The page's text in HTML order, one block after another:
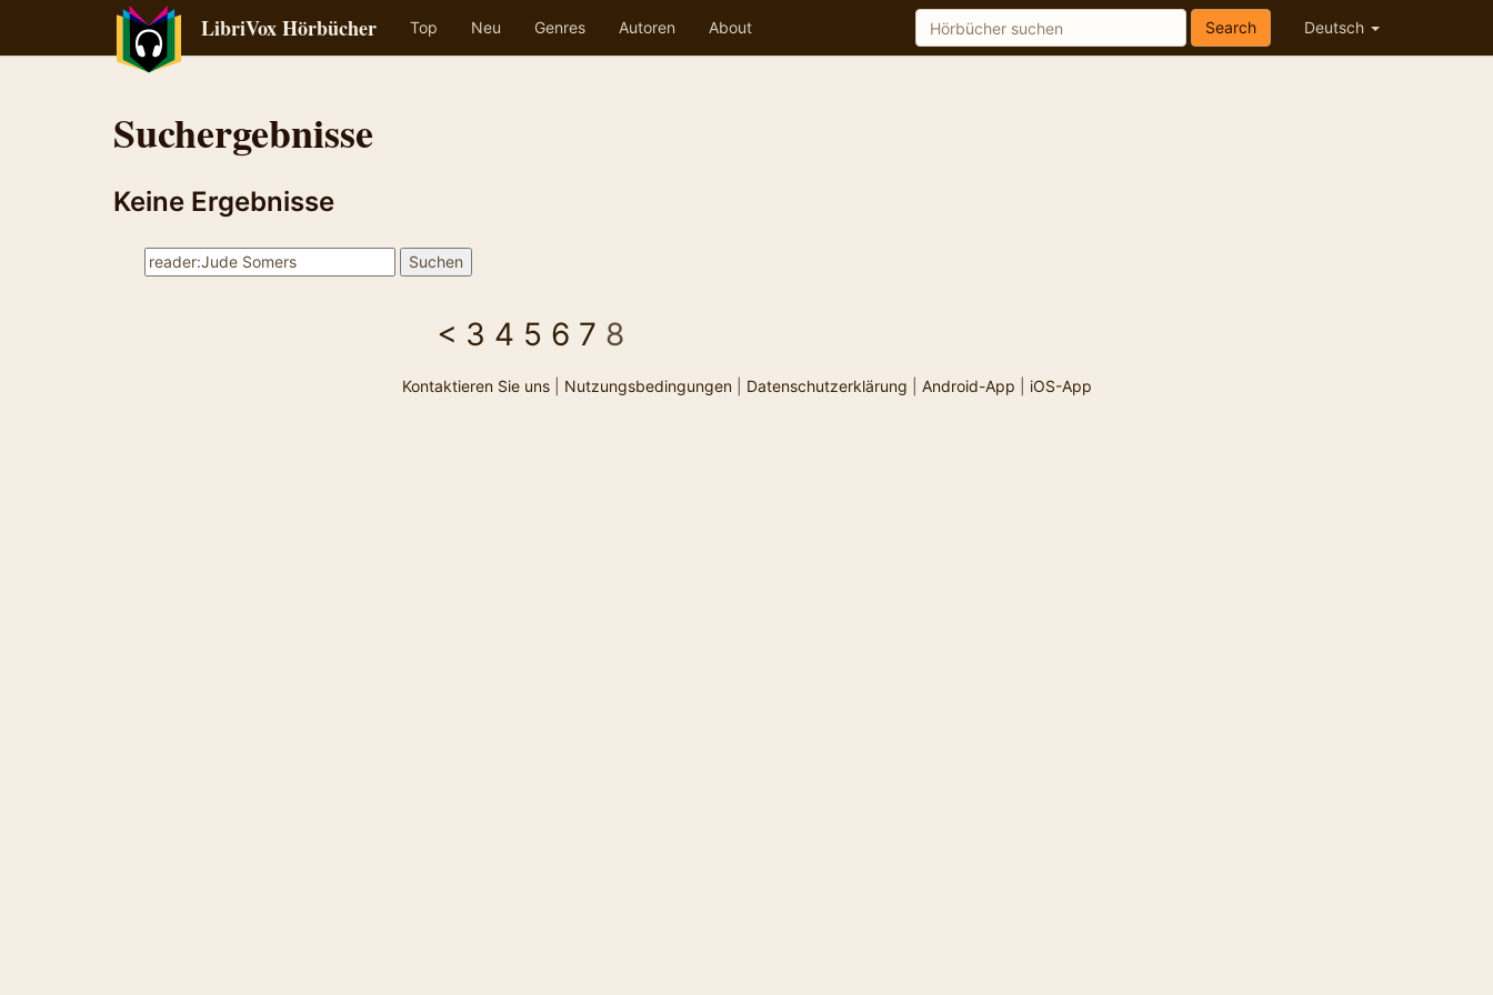
LibriVox Hörbücher Top Neu Genres Autoren About Deutsch
Search
Suchergebnisse
Keine Ergebnisse
< 3 4 5 6 7 8
Kontaktieren Sie uns| Nutzungsbedingungen| Datenschutzerklärung Android-App iOS-App